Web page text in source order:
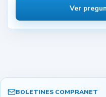
Ver
BOLETINES COMPRANET